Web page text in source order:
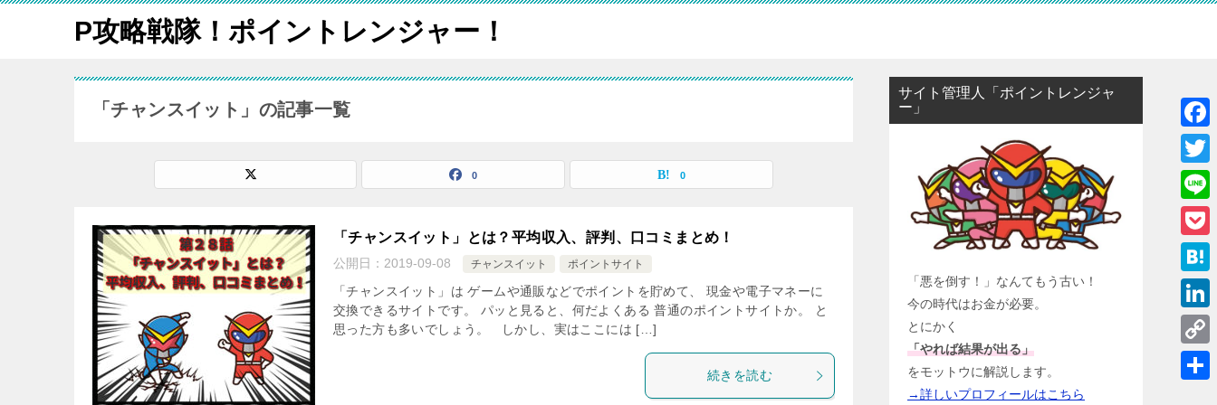
P攻略戦隊！ポイントレンジャー！
「チャンスイット」の記事一覧
0 0
「チャンスイット」とは？平均収入、評判、口コミまとめ！
公開日： 2019-09-08 チャンスイット ポイントサイト
「チャンスイット」は ゲームや通販などでポイントを貯めて、 現金や電子マネーに
交換できるサイトです。 パッと見ると、何だよくある 普通のポイントサイトか。 と
思った方も多いでしょう。 しかし、実はここには […]
続きを読む
サイト管理人「ポイントレンジャ
ー」
「悪を倒す！」なんてもう古い！
今の時代はお金が必要。
とにかく
「やれば結果が出る」
をモットウに解説します。
→詳しいプロフィールはこちら
F
a
c
e
o
o
k
T
w
i
e
r
L
i
n
e
P
o
c
k
e
H
a
t
e
L
i
n
C